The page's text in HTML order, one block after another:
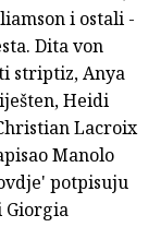
i ostali -
Dita von
striptiz, Anya
Heidi
Lacroix
Manolo
potpisuju
Giorgia